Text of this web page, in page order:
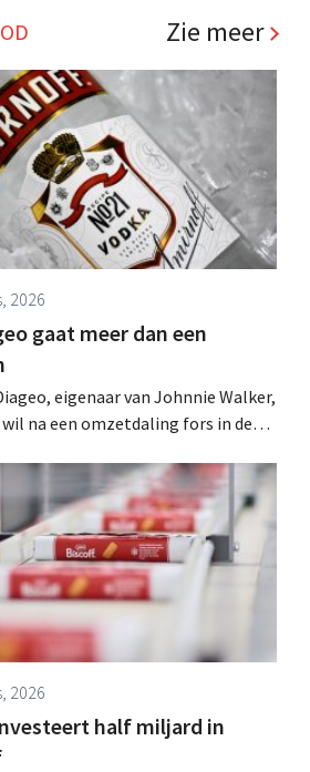
Zie meer
2026
gaat meer dan een
eigenaar van Johnnie Walker,
na een omzetdaling fors in de
cocktails.
2026
half miljard in